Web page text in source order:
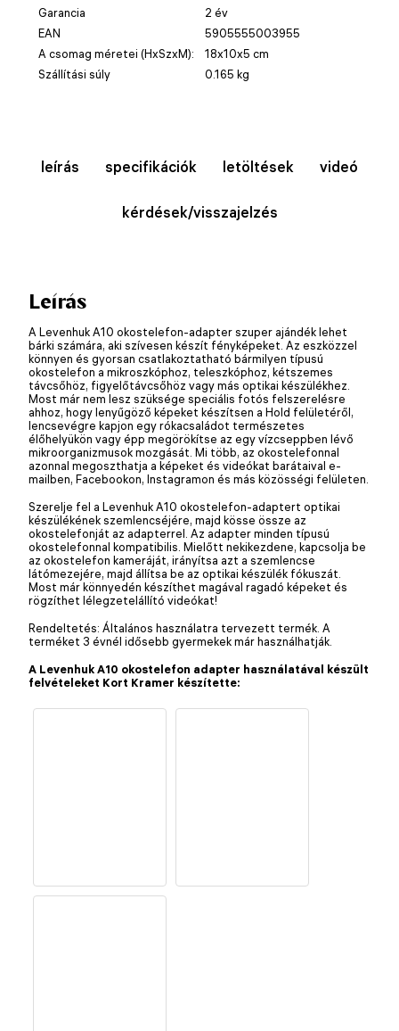
Garancia
2 év
EAN
5905555003955
A csomag méretei (HxSzxM):
18x10x5 cm
Szállítási súly
0.165 kg
leírás specifikációk letöltések videó
kérdések/visszajelzés
Leírás
A Levenhuk A10 okostelefon-adapter szuper ajándék lehet
bárki számára, aki szívesen készít fényképeket. Az eszközzel
könnyen és gyorsan csatlakoztatható bármilyen típusú
okostelefon a mikroszkóphoz, teleszkóphoz, kétszemes
távcsőhöz, figyelőtávcsőhöz vagy más optikai készülékhez.
Most már nem lesz szüksége speciális fotós felszerelésre
ahhoz, hogy lenyűgöző képeket készítsen a Hold felületéről,
lencsevégre kapjon egy rókacsaládot természetes
élőhelyükön vagy épp megörökítse az egy vízcseppben lévő
mikroorganizmusok mozgását. Mi több, az okostelefonnal
azonnal megoszthatja a képeket és videókat barátaival e-
mailben, Facebookon, Instagramon és más közösségi felületen.
Szerelje fel a Levenhuk A10 okostelefon-adaptert optikai
készülékének szemlencséjére, majd kösse össze az
okostelefonját az adapterrel. Az adapter minden típusú
okostelefonnal kompatibilis. Mielőtt nekikezdene, kapcsolja be
az okostelefon kameráját, irányítsa azt a szemlencse
látómezejére, majd állítsa be az optikai készülék fókuszát.
Most már könnyedén készíthet magával ragadó képeket és
rögzíthet lélegzetelállító videókat!
Rendeltetés: Általános használatra tervezett termék. A
terméket 3 évnél idősebb gyermekek már használhatják.
A Levenhuk A10 okostelefon adapter használatával készült
felvételeket Kort Kramer készítette: